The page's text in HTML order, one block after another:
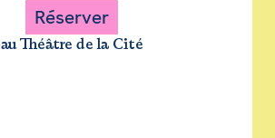
Réserver
au Théâtre de la Cité